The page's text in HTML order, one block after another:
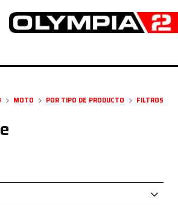
MOTO POR TIPO DE PRODUCTO
FILTROS